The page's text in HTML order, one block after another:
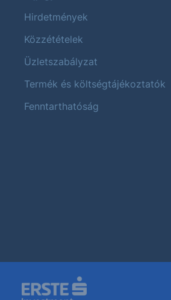
Hirdetmények
Közzétételek
Üzletszabályzat
Termék és költségtájékoztatók
Fenntarthatóság